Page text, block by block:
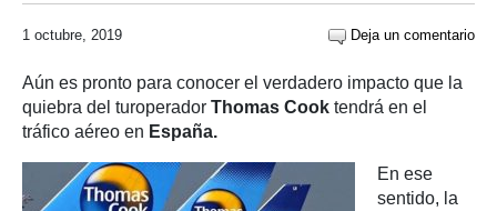
1 octubre, 2019 Deja un comentario
Aún es pronto para conocer el verdadero impacto que la
quiebra del turoperador Thomas Cook tendrá en el
tráfico aéreo en España.
En ese
sentido, la